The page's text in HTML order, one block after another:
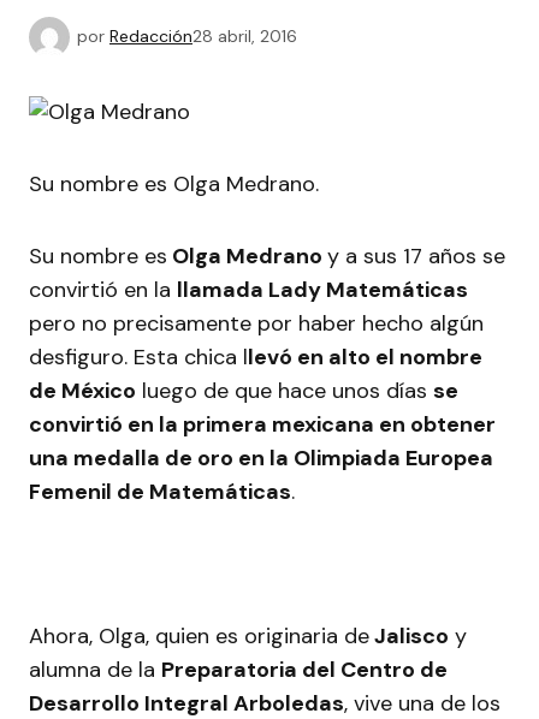
por Redacción28 abril, 2016
Su nombre es Olga Medrano.
Su nombre es Olga Medrano y a sus 17 años se
convirtió en la llamada Lady Matemáticas
pero no precisamente por haber hecho algún
desfiguro. Esta chica llevó en alto el nombre
de México luego de que hace unos días se
convirtió en la primera mexicana en obtener
una medalla de oro en la Olimpiada Europea
Femenil de Matemáticas.
Ahora, Olga, quien es originaria deJalisco y
alumna de la Preparatoria del Centro de
Desarrollo Integral Arboledas, vive una de los